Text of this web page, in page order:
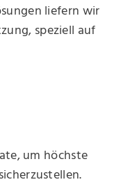
liefern wir
speziell auf
um höchste